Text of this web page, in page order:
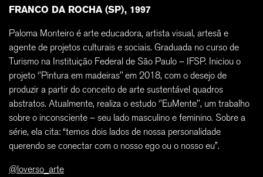
FRANCO DA ROCHA (SP), 1997
Paloma Monteiro é arte educadora, artista visual, artesã e
agente de projetos culturais e sociais. Graduada no curso de
Turismo na Instituição Federal de São Paulo – IFSP. Iniciou o
projeto ‘’Pintura em madeiras’’ em 2018, com o desejo de
produzir a partir do conceito de arte sustentável quadros
abstratos. Atualmente, realiza o estudo ‘’EuMente’’, um trabalho
sobre o inconsciente – seu lado masculino e feminino. Sobre a
série, ela cita: “temos dois lados de nossa personalidade
querendo se conectar com o nosso ego ou o nosso eu”.
@loverso_arte